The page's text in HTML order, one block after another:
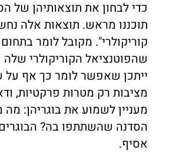
כדי לבחון את תוצאותיהן של
תוכננו מראש. תוצאות אלה
קוריקולרי". מקובל לומר
שהפוטנציאל הקוריקולרי
ייתכן שאפשר לומר כך אף על
מציבות רק מטרות פרקטיות,
מעניין לשמוע את בוגריהן:
הסדנה שהשתתפו בה? הבוגרים
אסיף.